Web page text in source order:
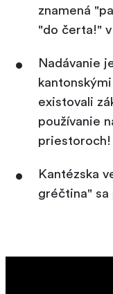
znamená
"do čerta!"
Nadávanie
existovali
používanie
priestoroch!
Kantézska
gréčtina" sa